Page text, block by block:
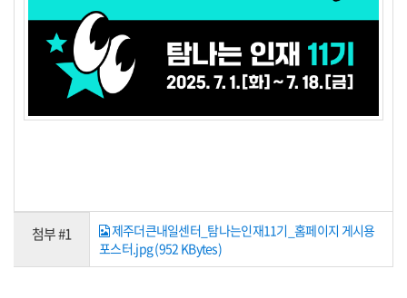
첨부 #1
제주더큰내일센터_탐나는인재11기_홈페이지 게시용
포스터.jpg (952 KBytes)